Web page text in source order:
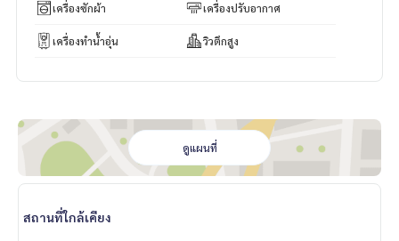
เครื่องซักผ้า เครื่องปรับอากาศ
เครื่องทำน้ำอุ่น วิวตึกสูง
ดูแผนที่
สถานที่ใกล้เคียง